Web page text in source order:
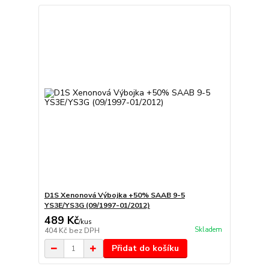
D1S Xenonová Výbojka +50% SAAB 9-5
YS3E/YS3G (09/1997-01/2012)
489 Kč/kus
404 Kč bez DPH Skladem
Přidat do košíku